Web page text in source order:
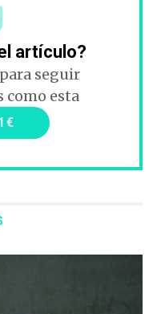
artículo?
seguir
como esta